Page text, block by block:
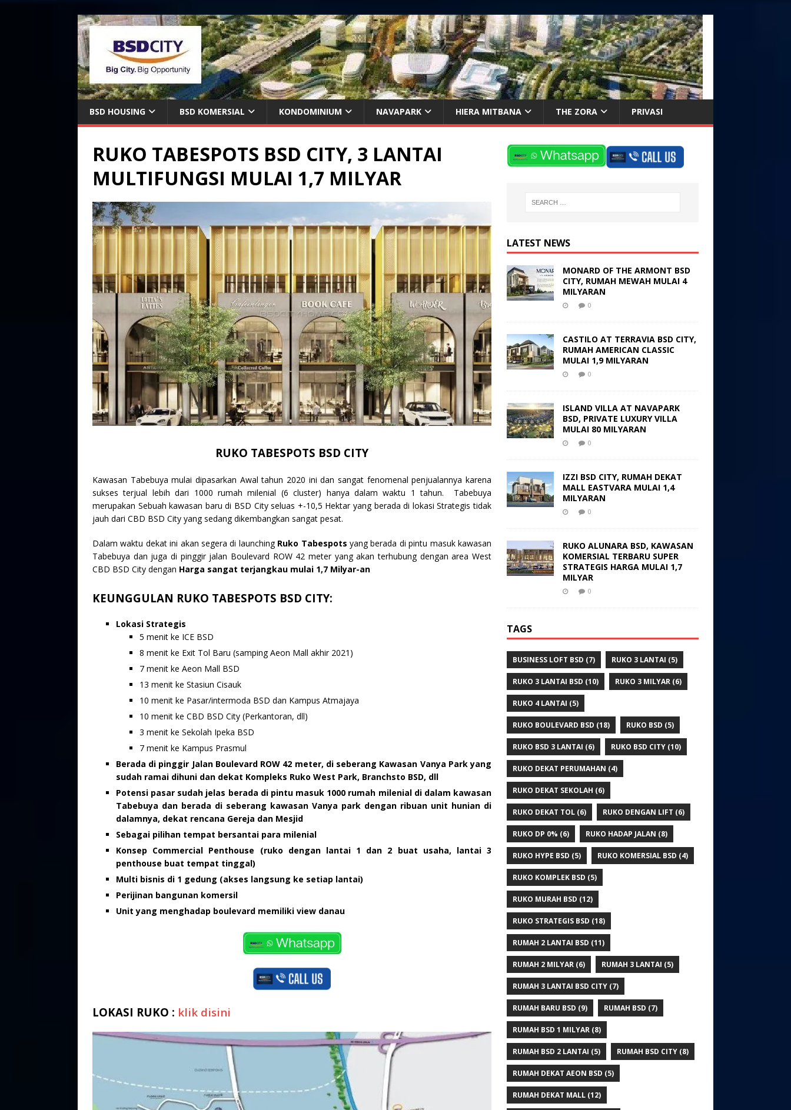
BSD HOUSING BSD KOMERSIAL KONDOMINIUM NAVAPARK HIERA MITBANA THE ZORA PRIVASI
RUKO TABESPOTS BSD CITY, 3 LANTAI
MULTIFUNGSI MULAI 1,7 MILYAR
RUKO TABESPOTS BSD CITY
Kawasan Tabebuya mulai dipasarkan Awal tahun 2020 ini dan sangat fenomenal penjualannya karena
sukses terjual lebih dari 1000 rumah milenial (6 cluster) hanya dalam waktu 1 tahun. Tabebuya
merupakan Sebuah kawasan baru di BSD City seluas +-10,5 Hektar yang berada di lokasi Strategis tidak
jauh dari CBD BSD City yang sedang dikembangkan sangat pesat.
Dalam waktu dekat ini akan segera di launching Ruko Tabespots yang berada di pintu masuk kawasan
Tabebuya dan juga di pinggir jalan Boulevard ROW 42 meter yang akan terhubung dengan area West
CBD BSD City dengan Harga sangat terjangkau mulai 1,7 Milyar-an
KEUNGGULAN RUKO TABESPOTS BSD CITY:
Lokasi Strategis
5 menit ke ICE BSD
8 menit ke Exit Tol Baru (samping Aeon Mall akhir 2021)
7 menit ke Aeon Mall BSD
13 menit ke Stasiun Cisauk
10 menit ke Pasar/intermoda BSD dan Kampus Atmajaya
10 menit ke CBD BSD City (Perkantoran, dll)
3 menit ke Sekolah Ipeka BSD
7 menit ke Kampus Prasmul
Berada di pinggir Jalan Boulevard ROW 42 meter, di seberang Kawasan Vanya Park yang
sudah ramai dihuni dan dekat Kompleks Ruko West Park, Branchsto BSD, dll
Potensi pasar sudah jelas berada di pintu masuk 1000 rumah milenial di dalam kawasan
Tabebuya dan berada di seberang kawasan Vanya park dengan ribuan unit hunian di
dalamnya, dekat rencana Gereja dan Mesjid
Sebagai pilihan tempat bersantai para milenial
Konsep Commercial Penthouse (ruko dengan lantai 1 dan 2 buat usaha, lantai 3
penthouse buat tempat tinggal)
Multi bisnis di 1 gedung (akses langsung ke setiap lantai)
Perijinan bangunan komersil
Unit yang menghadap boulevard memiliki view danau
LOKASI RUKO : klik disini
LATEST NEWS
MONARD OF THE ARMONT BSD
CITY, RUMAH MEWAH MULAI 4
MILYARAN
0
CASTILO AT TERRAVIA BSD CITY,
RUMAH AMERICAN CLASSIC
MULAI 1,9 MILYARAN
0
ISLAND VILLA AT NAVAPARK
BSD, PRIVATE LUXURY VILLA
MULAI 80 MILYARAN
0
IZZI BSD CITY, RUMAH DEKAT
MALL EASTVARA MULAI 1,4
MILYARAN
0
RUKO ALUNARA BSD, KAWASAN
KOMERSIAL TERBARU SUPER
STRATEGIS HARGA MULAI 1,7
MILYAR
0
TAGS
BUSINESS LOFT BSD (7) RUKO 3 LANTAI (5)
RUKO 3 LANTAI BSD (10) RUKO 3 MILYAR(6)
RUKO 4 LANTAI (5)
RUKO BOULEVARD BSD (18) RUKO BSD (5)
RUKO BSD 3 LANTAI (6) RUKO BSD CITY(10)
RUKO DEKAT PERUMAHAN (4)
RUKO DEKAT SEKOLAH (6)
RUKO DEKAT TOL(6) RUKO DENGAN LIFT (6)
RUKO DP 0% (6) RUKO HADAP JALAN (8)
RUKO HYPE BSD (5) RUKO KOMERSIAL BSD (4)
RUKO KOMPLEK BSD (5)
RUKO MURAH BSD (12)
RUKO STRATEGIS BSD (18)
RUMAH 2 LANTAI BSD (11)
RUMAH 2 MILYAR(6) RUMAH 3 LANTAI (5)
RUMAH 3 LANTAI BSD CITY(7)
RUMAH BARU BSD (9) RUMAH BSD (7)
RUMAH BSD 1 MILYAR(8)
RUMAH BSD 2 LANTAI (5) RUMAH BSD CITY(8)
RUMAH DEKAT AEON BSD (5)
RUMAH DEKAT MALL(12)